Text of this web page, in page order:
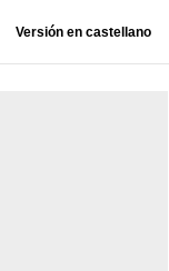
Versión en castellano